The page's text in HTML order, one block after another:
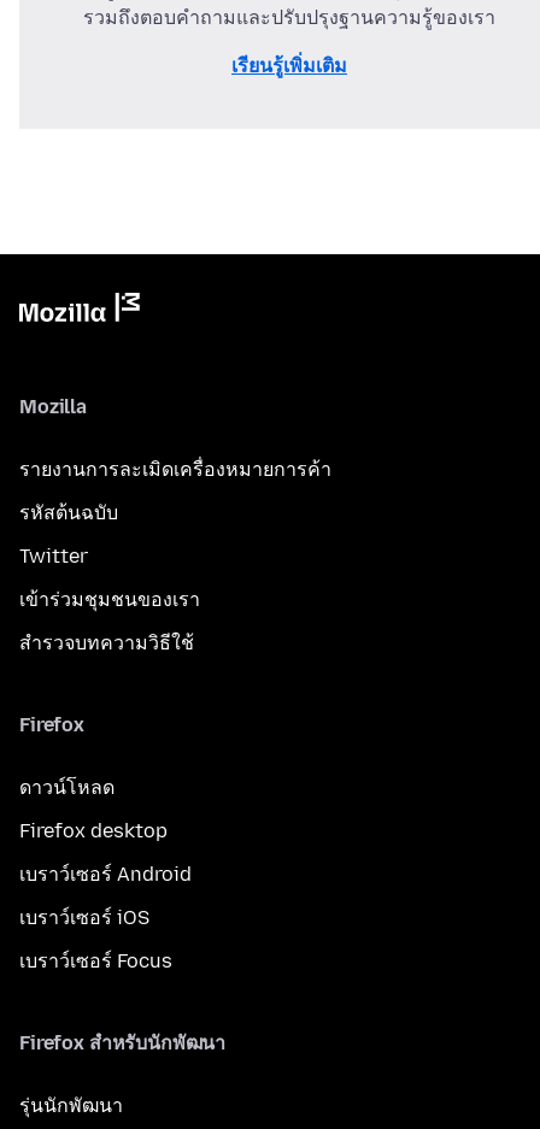
รวมถึงตอบคำถามและปรับปรุงฐานความรู้ของเรา
เรียนรู้เพิ่มเติม
Mozilla
รายงานการละเมิดเครื่องหมายการค้า
รหัสต้นฉบับ
Twitter
เข้าร่วมชุมชนของเรา
สำรวจบทความวิธีใช้
Firefox
ดาวน์โหลด
Firefox desktop
เบราว์เซอร์ Android
เบราว์เซอร์ iOS
เบราว์เซอร์ Focus
Firefox สำหรับนักพัฒนา
รุ่นนักพัฒนา